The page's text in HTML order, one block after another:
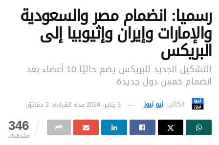
رسميا: انضمام مصر والسعودية
والإمارات وإيران وإثيوبيا إلى
البريكس
التشكيل الجديد للبريكس يضم حاليًا 10 أعضاء بعد
انضمام خمس دول جديدة
الكاتب: نيو نيوز 5 يناير، 2024 مدة القراءة: 2 دقائق
346
مشاهدات